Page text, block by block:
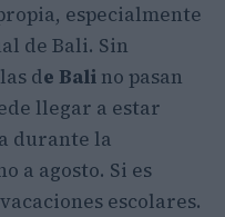
especialmente
de Bali. Sin
de Bali no pasan
llegar a estar
durante la
a agosto. Si es
escolares.